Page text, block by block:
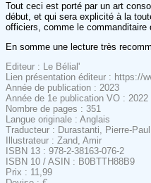
Tout ceci est porté par un art
début, et qui sera explicité à la
officiers, comme le commanditaire
En somme une lecture très
Editeur : Le Bélial'
Lien présentation éditeur : https://
Année de publication : 2023
Année de 1e publication VO : 2022
Nombre de pages : 351
Langue originale : Anglais
Traducteur : Durastanti, Pierre-Paul
Illustrateur : Zand, Amir
ISBN 13 : 978-2-38163-076-2
ISBN 10 / ASIN : B0BTTH88B9
Prix : 11,99